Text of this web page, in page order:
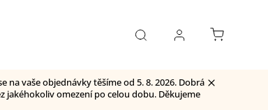
na vaše objednávky těšíme od 5. 8. 2026. Dobrá
jakéhokoliv omezení po celou dobu. Děkujeme